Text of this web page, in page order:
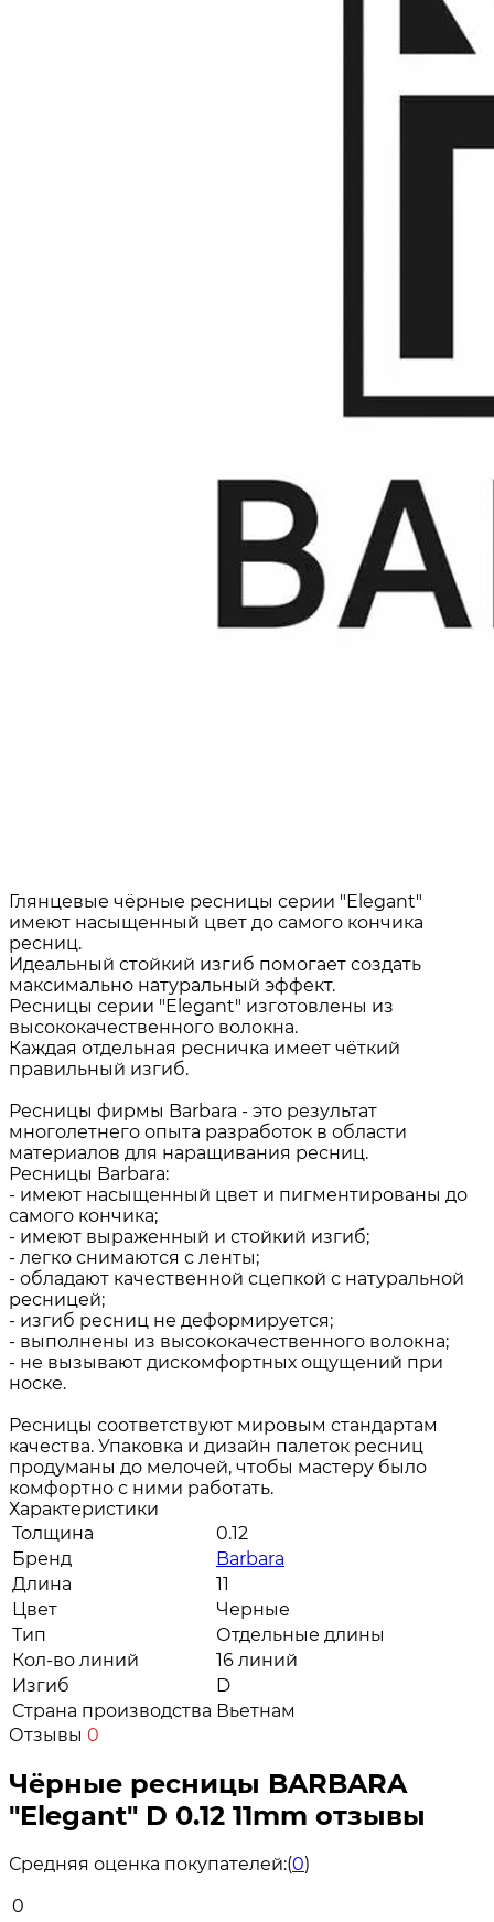
Глянцевые чёрные ресницы серии "Elegant"
имеют насыщенный цвет до самого кончика
ресниц.
Идеальный стойкий изгиб помогает создать
максимально натуральный эффект.
Ресницы серии "Elegant" изготовлены из
высококачественного волокна.
Каждая отдельная ресничка имеет чёткий
правильный изгиб.
Ресницы фирмы Barbara - это результат
многолетнего опыта разработок в области
материалов для наращивания ресниц.
Ресницы Barbara:
- имеют насыщенный цвет и пигментированы до
самого кончика;
- имеют выраженный и стойкий изгиб;
- легко снимаются с ленты;
- обладают качественной сцепкой с натуральной
ресницей;
- изгиб ресниц не деформируется;
- выполнены из высококачественного волокна;
- не вызывают дискомфортных ощущений при
носке.
Ресницы соответствуют мировым стандартам
качества. Упаковка и дизайн палеток ресниц
продуманы до мелочей, чтобы мастеру было
комфортно с ними работать.
Характеристики
Толщина
0.12
Бренд
Barbara
Длина
11
Цвет
Черные
Тип
Отдельные длины
Кол-во линий
16 линий
Изгиб
D
Страна производства Вьетнам
Отзывы 0
Чёрные ресницы BARBARA
"Elegant" D 0.12 11mm отзывы
Средняя оценка покупателей:(0)
0